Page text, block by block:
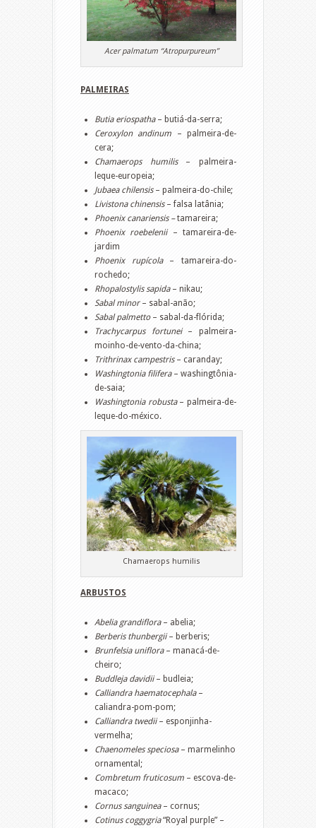
Acer palmatum “Atropurpureum”
PALMEIRAS
Butia eriospatha– butiá-da-serra;
Ceroxylon andinum – palmeira-de-
cera;
Chamaerops humilis– palmeira-
leque-europeia;
Jubaea chilensis– palmeira-do-chile;
Livistona chinensis– falsa latânia;
Phoenix canariensis –tamareira;
Phoenix roebelenii– tamareira-de-
jardim
Phoenix rupícola– tamareira-do-
rochedo;
Rhopalostylis sapida– nikau;
Sabal minor– sabal-anão;
Sabal palmetto– sabal-da-flórida;
Trachycarpus fortunei– palmeira-
moinho-de-vento-da-china;
Trithrinax campestris– caranday;
Washingtonia filifera– washingtônia-
de-saia;
Washingtonia robusta– palmeira-de-
leque-do-méxico.
Chamaerops humilis
ARBUSTOS
Abelia grandiflora– abelia;
Berberis thunbergii– berberis;
Brunfelsia uniflora– manacá-de-
cheiro;
Buddleja davidii– budleia;
Calliandra haematocephala–
caliandra-pom-pom;
Calliandra twedii– esponjinha-
vermelha;
Chaenomeles speciosa– marmelinho
ornamental;
Combretum fruticosum – escova-de-
macaco;
Cornus sanguinea– cornus;
Cotinus coggygria“Royal purple” –